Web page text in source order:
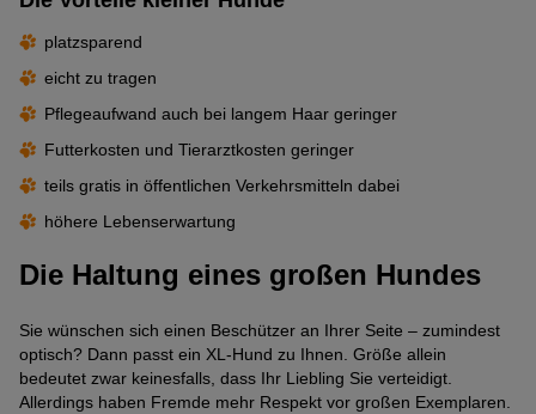
platzsparend
eicht zu tragen
Pflegeaufwand auch bei langem Haar geringer
Futterkosten und Tierarztkosten geringer
teils gratis in öffentlichen Verkehrsmitteln dabei
höhere Lebenserwartung
Die Haltung eines großen Hundes
Sie wünschen sich einen Beschützer an Ihrer Seite – zumindest
optisch? Dann passt ein XL-Hund zu Ihnen. Größe allein
bedeutet zwar keinesfalls, dass Ihr Liebling Sie verteidigt.
Allerdings haben Fremde mehr Respekt vor großen Exemplaren.